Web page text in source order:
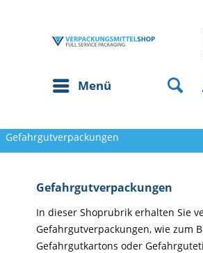
Menü
Gefahrgutverpackungen
Gefahrgutverpackungen
In dieser Shoprubrik erhalten Sie
Gefahrgutverpackungen, wie zum
Gefahrgutkartons oder